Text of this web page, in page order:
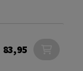
83,95